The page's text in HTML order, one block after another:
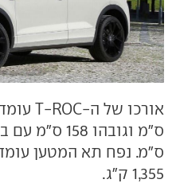
1,355 ק"ג.